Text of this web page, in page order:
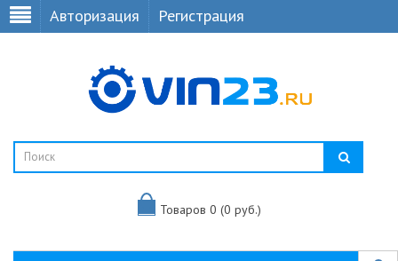
Авторизация Регистрация
Товаров 0 (0 руб.)